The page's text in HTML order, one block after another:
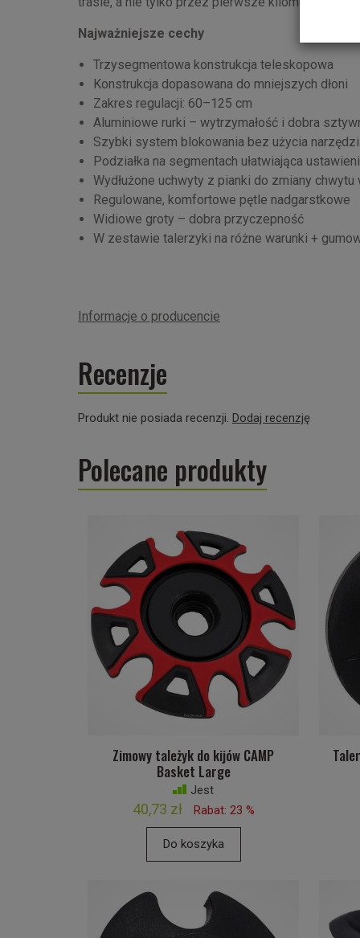
Najważniejsze cechy
Trzysegmentowa konstrukcja teleskopowa
Konstrukcja dopasowana do mniejszych dłoni
Zakres regulacji: 60–125 cm
Aluminiowe rurki – wytrzymałość i dobra
Szybki system blokowania bez użycia narzędzi
Podziałka na segmentach ułatwiająca
Wydłużone uchwyty z pianki do zmiany chwytu
Regulowane, komfortowe pętle nadgarstkowe
Widiowe groty – dobra przyczepność
W zestawie talerzyki na różne warunki +
Informacje o producencie
Recenzje
Produkt nie posiada recenzji. Dodaj recenzję
Polecane produkty
Zimowy tależyk do kijów CAMP
Basket Large
Jest
40,73 zł Rabat: 23 %
Do koszyka